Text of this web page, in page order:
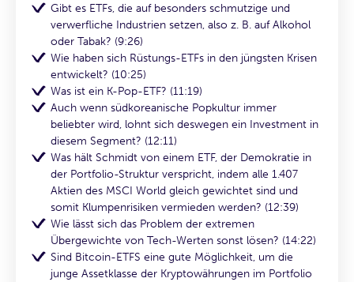
Gibt es ETFs, die auf besonders schmutzige und
verwerfliche Industrien setzen, also z. B. auf Alkohol
oder Tabak? (9:26)
Wie haben sich Rüstungs-ETFs in den jüngsten Krisen
entwickelt? (10:25)
Was ist ein K-Pop-ETF? (11:19)
Auch wenn südkoreanische Popkultur immer
beliebter wird, lohnt sich deswegen ein Investment in
diesem Segment? (12:11)
Was hält Schmidt von einem ETF, der Demokratie in
der Portfolio-Struktur verspricht, indem alle 1.407
Aktien des MSCI World gleich gewichtet sind und
somit Klumpenrisiken vermieden werden? (12:39)
Wie lässt sich das Problem der extremen
Übergewichte von Tech-Werten sonst lösen? (14:22)
Sind Bitcoin-ETFS eine gute Möglichkeit, um die
junge Assetklasse der Kryptowährungen im Portfolio